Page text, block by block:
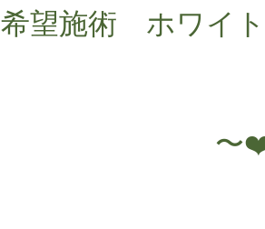
希望施術 ホワイト
〜